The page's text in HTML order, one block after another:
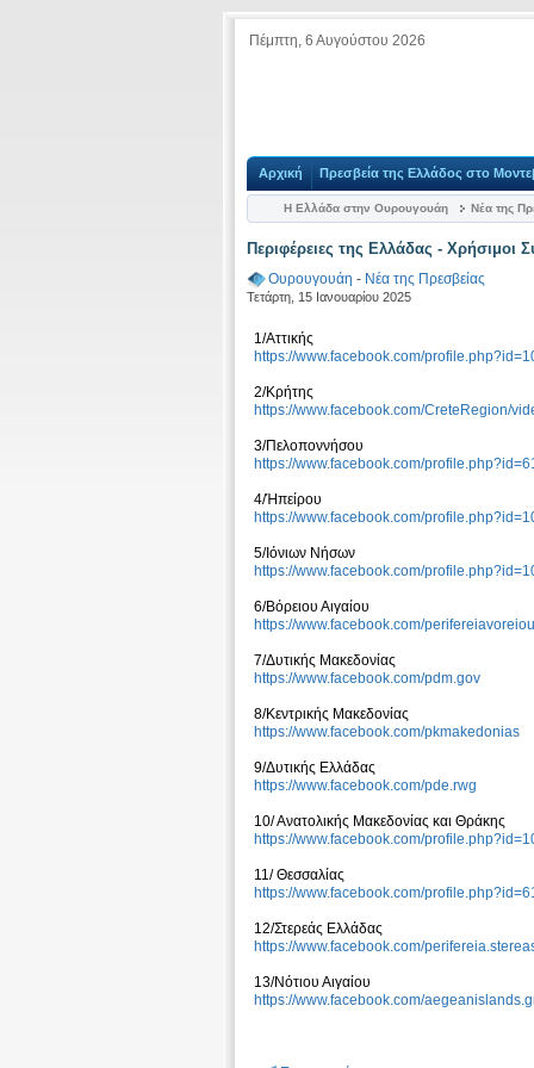
Πέμπτη, 6 Αυγούστου 2026
Αρχική Πρεσβεία της Ελλάδος στο
Η Ελλάδα στην Ουρουγουάη Νέα της
Περιφέρειες της Ελλάδας - Χρήσιμοι
Ουρουγουάη - Νέα της Πρεσβείας
Τετάρτη, 15 Ιανουαρίου 2025
1/Αττικής
https://www.facebook.com/
2/Κρήτης
https://www.facebook.com/CreteRegion/
3/Πελοποννήσου
https://www.facebook.com/
4/Ήπείρου
https://www.facebook.com/
5/Iόνιων Νήσων
https://www.facebook.com/
6/Βόρειου Αιγαίου
https://www.facebook.com/
7/Δυτικής Μακεδονίας
https://www.facebook.com/pdm.gov
8/Κεντρικής Μακεδονίας
https://www.facebook.com/pkmakedonias
9/Δυτικής Ελλάδας
https://www.facebook.com/pde.rwg
10/ Aνατολικής Μακεδονίας και Θράκης
https://www.facebook.com/
11/ Θεσσαλίας
https://www.facebook.com/
12/Στερεάς Ελλάδας
https://www.facebook.com/
13/Νότιου Αιγαίου
https://www.facebook.com/